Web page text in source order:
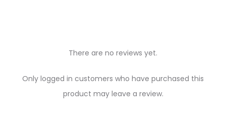
There are no reviews yet.
Only logged in customers who have purchased this
product may leave a review.